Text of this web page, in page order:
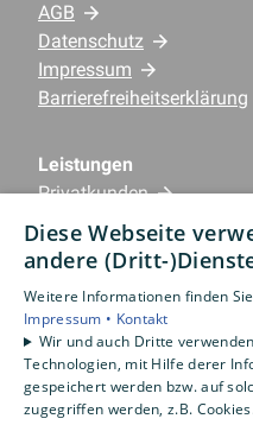
AGB
Datenschutz
Impressum
Barrierefreiheitserklärung
Leistungen
Privatkunden
Gewerbekunden
Karriere
Unternehmen
Standorte
Emlichheim
Diese Webseite
andere (Dritt-
Weitere Informationen finden
Impressum • Kontakt
Wir und auch Dritte
Technologien, mit Hilfe derer
gespeichert werden bzw. auf
zugegriffen werden, z.B.